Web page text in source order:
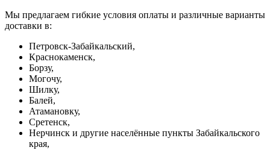
Мы предлагаем гибкие условия оплаты и различные варианты
доставки в:
Петровск-Забайкальский,
Краснокаменск,
Борзу,
Могочу,
Шилку,
Балей,
Атамановку,
Сретенск,
Нерчинск и другие населённые пункты Забайкальского
края,